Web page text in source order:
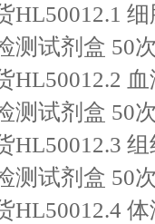
HL50012.1 细
测试剂盒 50
HL50012.2
测试剂盒 50
HL50012.3 组
测试剂盒 50
HL50012.4 体